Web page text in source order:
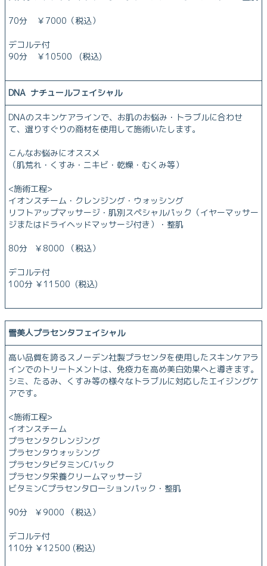
70分 ￥7000（税込）
デコルテ付
90分 ￥10500 (税込)
DNA ナチュールフェイシャル
DNAのスキンケアラインで、お肌のお悩み・トラブルに合わせ
て、選りすぐりの商材を使用して施術いたします。
こんなお悩みにオススメ
（肌荒れ・くすみ・ニキビ・乾燥・むくみ等）
<施術工程>
イオンスチーム・クレンジング・ウォッシング
リフトアップマッサージ・肌別スペシャルパック（イヤーマッサー
ジまたはドライヘッドマッサージ付き）・整肌
80分 ￥8000 （税込）
デコルテ付
100分 ￥11500 (税込)
雪美人プラセンタフェイシャル
高い品質を誇るスノーデン社製プラセンタを使用したスキンケアラ
インでのトリートメントは、免疫力を高め美白効果へと導きます。
シミ、たるみ、くすみ等の様々なトラブルに対応したエイジングケ
アです。
<施術工程>
イオンスチーム
プラセンタクレンジング
プラセンタウォッシング
プラセンタビタミンCパック
プラセンタ栄養クリームマッサージ
ビタミンCプラセンタローションパック・整肌
90分 ￥9000 （税込）
デコルテ付
110分 ￥12500 (税込)